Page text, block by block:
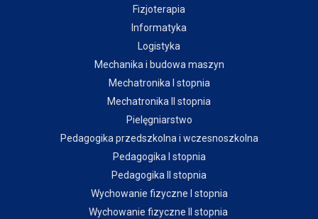
Fizjoterapia
Informatyka
Logistyka
Mechanika i budowa maszyn
Mechatronika I stopnia
Mechatronika II stopnia
Pielęgniarstwo
Pedagogika przedszkolna i wczesnoszkolna
Pedagogika I stopnia
Pedagogika II stopnia
Wychowanie fizyczne I stopnia
Wychowanie fizyczne II stopnia